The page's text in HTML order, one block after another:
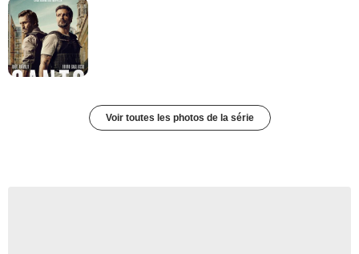
Voir toutes les photos de la série